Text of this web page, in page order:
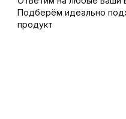
Подберём идеально
продукт